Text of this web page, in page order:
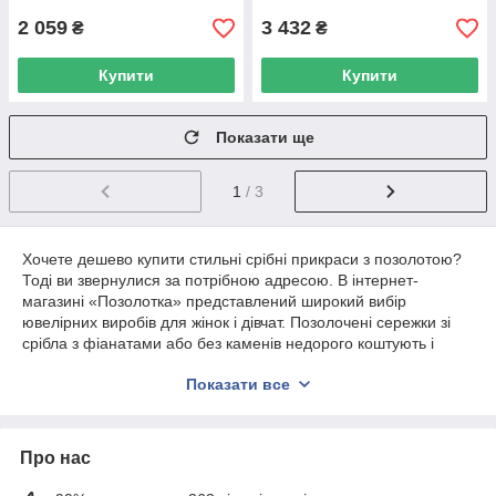
2 059 ₴
Купити
3 432 ₴
Купити
Показати ще
1 / 3
Хочете дешево купити стильні срібні прикраси з позолотою?
Тоді ви звернулися за потрібною адресою. В інтернет-
магазині «Позолотка» представлений широкий вибір
ювелірних виробів для жінок і дівчат. Позолочені сережки зі
срібла з фіанатами або без каменів недорого коштують і
Києві, де знаходиться офіс компанії, або в будь-якому іншому
фіанітами виключно гуртом. Інформацію про наявність
товару на складі уточнюйте по телефону.
Показати все
Про нас